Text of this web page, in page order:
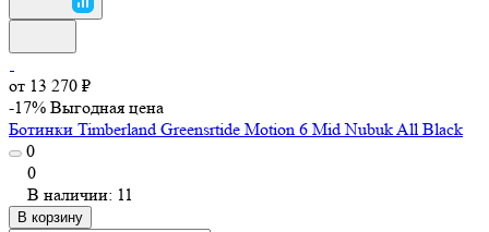
от 13 270 ₽
-17% Выгодная цена
Ботинки Timberland Greensrtide Motion 6 Mid Nubuk All Black
0
0
В наличии: 11
В корзину